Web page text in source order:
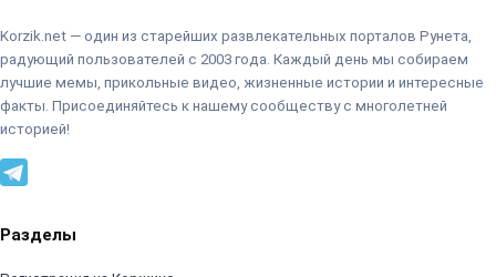
Korzik.net — один из старейших развлекательных порталов Рунета,
радующий пользователей с 2003 года. Каждый день мы собираем
лучшие мемы, прикольные видео, жизненные истории и интересные
факты. Присоединяйтесь к нашему сообществу с многолетней
историей!
Разделы